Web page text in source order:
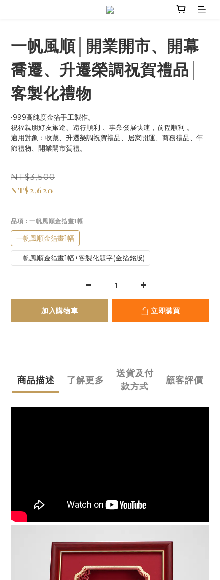
一帆風順│開業開市、開幕
喬遷、升遷榮調祝賀禮品│
客製化禮物
•999高純度金箔手工製作。
祝福親朋好友旅途、遠行順利 、事業發展快速，前程順利 。
適用對象：收藏、升遷榮調祝賀禮品、居家開運、商務禮品、年
節禮物、開業開市賀禮。
NT$3,500
NT$2,620
品項 : 一帆風順金箔畫1幅
一帆風順金箔畫1幅
一帆風順金箔畫1幅+客製化題字(金箔銘版)
加入購物車 立即購買
商品描述 了解更多
送貨及付
款方式
顧客評價